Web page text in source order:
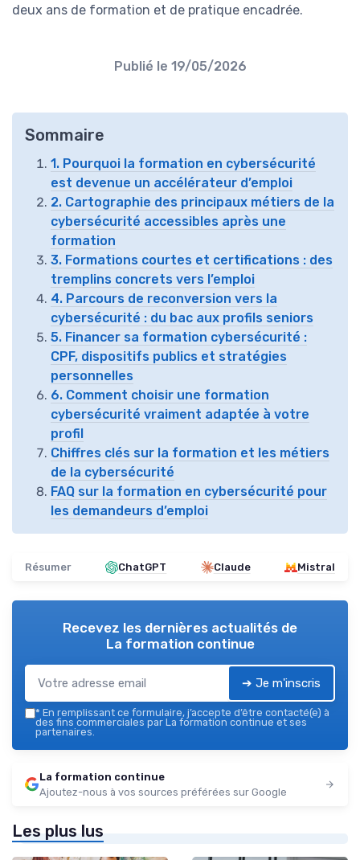
deux ans de formation et de pratique encadrée.
Publié le 19/05/2026
Sommaire
1. Pourquoi la formation en cybersécurité
est devenue un accélérateur d’emploi
2. Cartographie des principaux métiers de la
cybersécurité accessibles après une
formation
3. Formations courtes et certifications : des
tremplins concrets vers l’emploi
4. Parcours de reconversion vers la
cybersécurité : du bac aux profils seniors
5. Financer sa formation cybersécurité :
CPF, dispositifs publics et stratégies
personnelles
6. Comment choisir une formation
cybersécurité vraiment adaptée à votre
profil
Chiffres clés sur la formation et les métiers
de la cybersécurité
FAQ sur la formation en cybersécurité pour
les demandeurs d’emploi
Résumer ChatGPT Claude Mistral
Recevez les dernières actualités de
La formation continue
➔ Je m'inscris
* En remplissant ce formulaire, j’accepte d’être contacté(e) à
des fins commerciales par La formation continue et ses
partenaires.
La formation continue
Ajoutez-nous à vos sources préférées sur Google
Les plus lus